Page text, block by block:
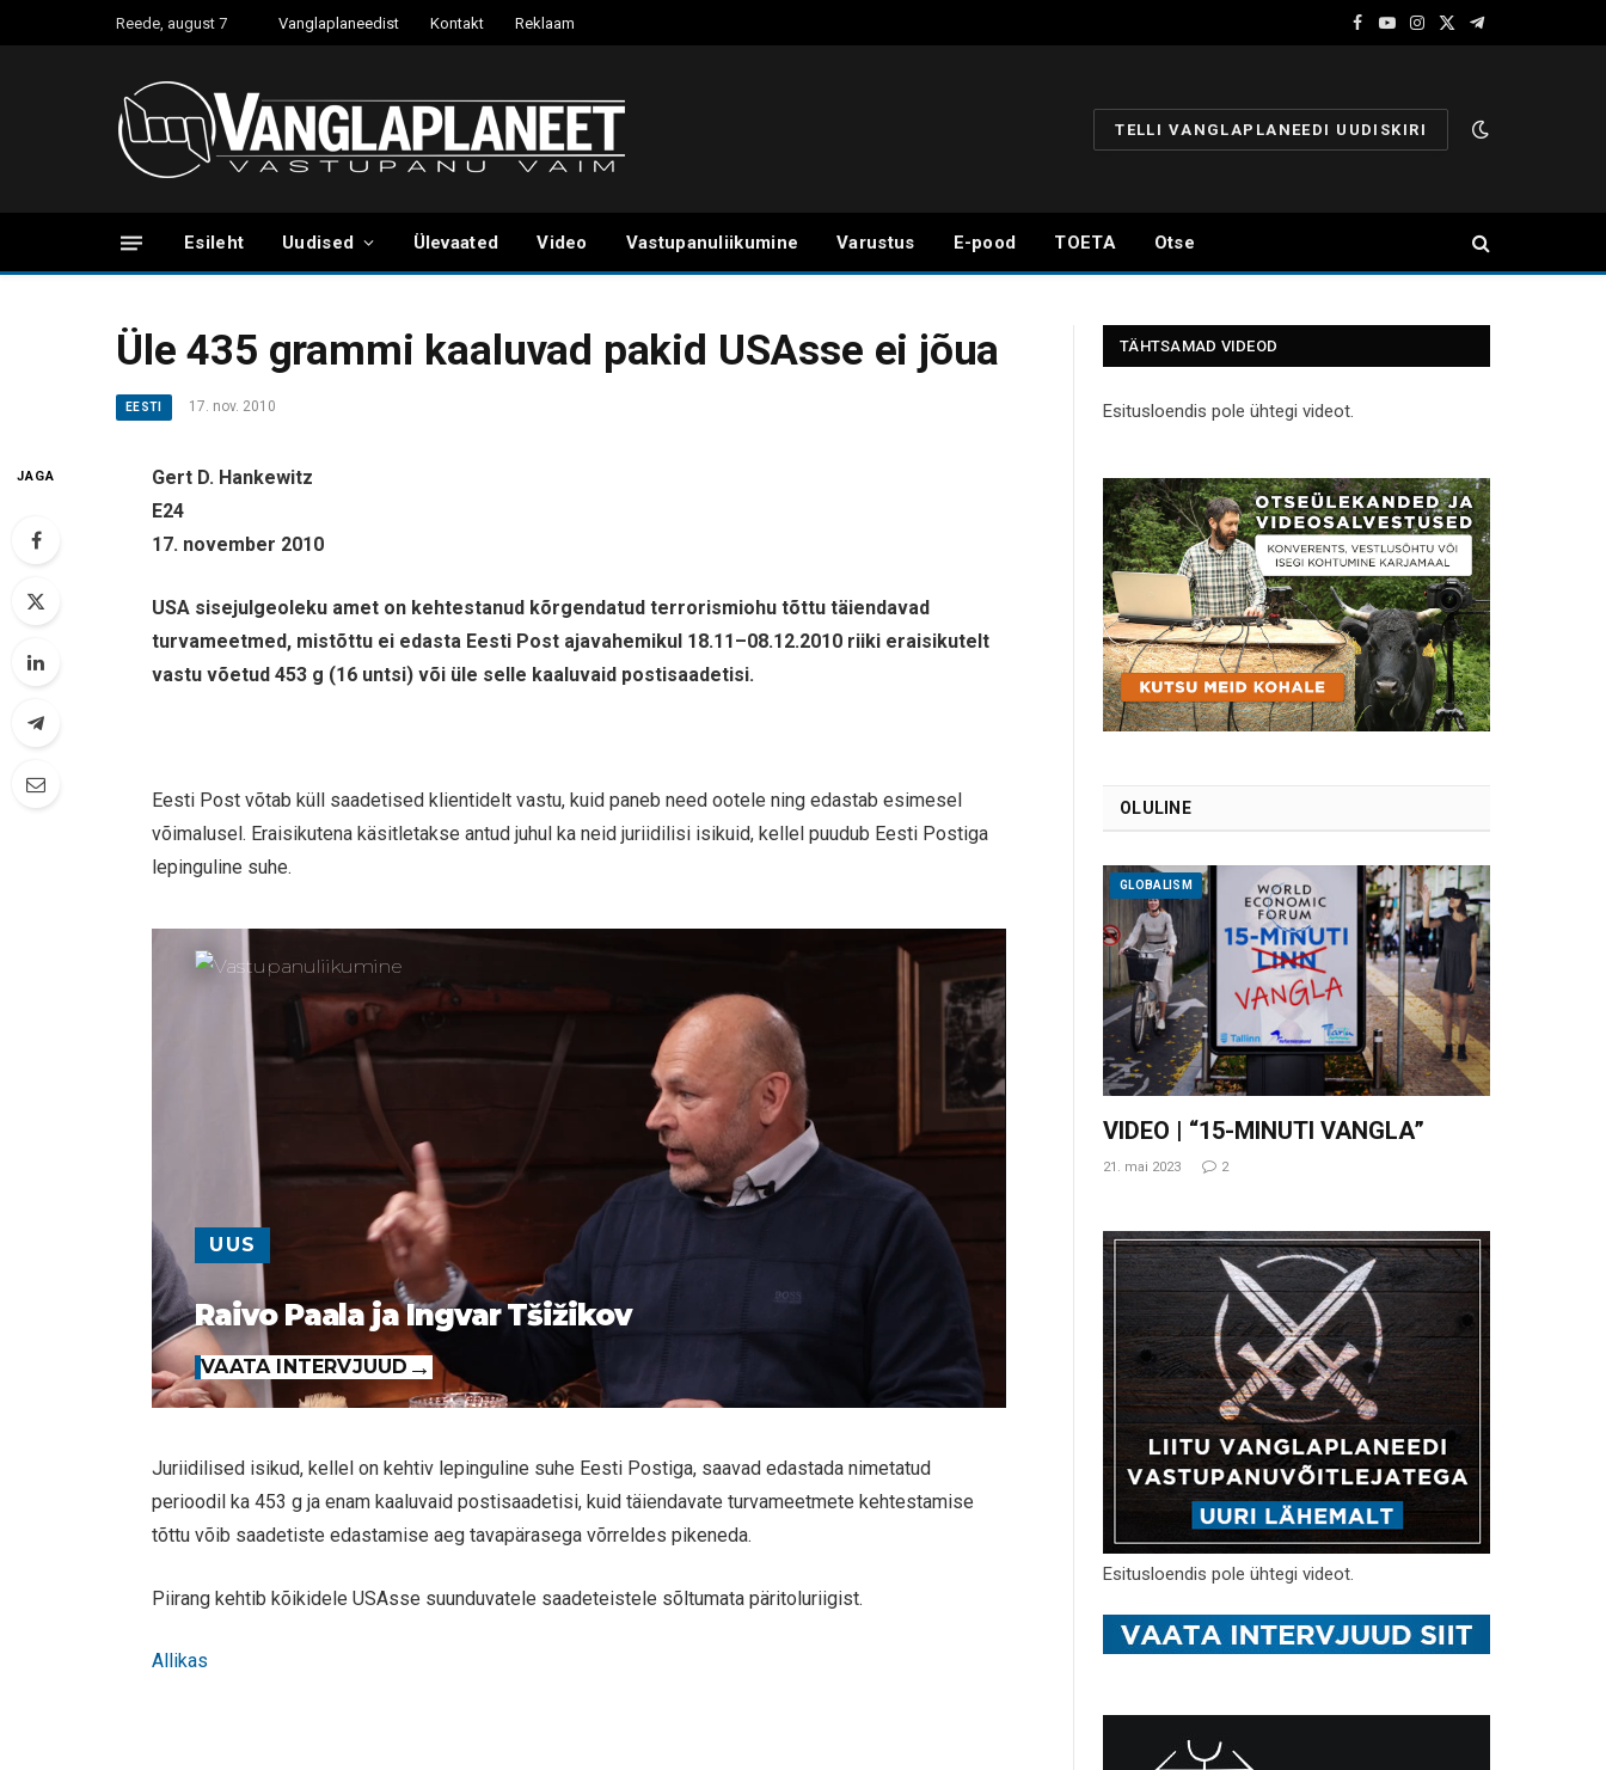
Reede, august 7 Vanglaplaneedist Kontakt Reklaam
Facebook
YouTube
Instagram
X
Telegram
TELLI VANGLAPLANEEDI UUDISKIRI
Esileht Uudised Ülevaated Video Vastupanuliikumine Varustus E-pood TOETA Otse
Üle 435 grammi kaaluvad pakid USAsse ei jõua
EESTI 17. nov. 2010
JAGA
Gert D. Hankewitz
E24
17. november 2010
USA sisejulgeoleku amet on kehtestanud kõrgendatud terrorismiohu tõttu täiendavad
turvameetmed, mistõttu ei edasta Eesti Post ajavahemikul 18.11–08.12.2010 riiki eraisikutelt
vastu võetud 453 g (16 untsi) või üle selle kaaluvaid postisaadetisi.
Eesti Post võtab küll saadetised klientidelt vastu, kuid paneb need ootele ning edastab esimesel
võimalusel. Eraisikutena käsitletakse antud juhul ka neid juriidilisi isikuid, kellel puudub Eesti Postiga
lepinguline suhe.
UUS
Raivo Paala ja Ingvar Tšižikov
VAATA INTERVJUUD
Juriidilised isikud, kellel on kehtiv lepinguline suhe Eesti Postiga, saavad edastada nimetatud
perioodil ka 453 g ja enam kaaluvaid postisaadetisi, kuid täiendavate turvameetmete kehtestamise
tõttu võib saadetiste edastamise aeg tavapärasega võrreldes pikeneda.
Piirang kehtib kõikidele USAsse suunduvatele saadeteistele sõltumata päritoluriigist.
Allikas
TÄHTSAMAD VIDEOD
Esitusloendis pole ühtegi videot.
OLULINE
GLOBALISM
VIDEO | “15-MINUTI VANGLA”
21. mai 2023 2
Esitusloendis pole ühtegi videot.